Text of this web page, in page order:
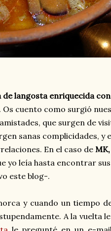
langosta enriquecida
cuento como surgió
que surgen de
sanas complicidades, y
En el caso de MK,
yo leía hasta encontrar sus
este blog-.
y cuando un tiempo
A la vuelta